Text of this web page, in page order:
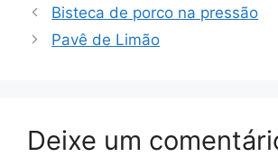
Bisteca de porco na pressão
Pavê de Limão
Deixe um